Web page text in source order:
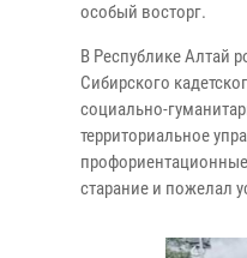
особый восторг.
В Республике Алтай
Сибирского
социально-
территориальное
старание и пожелал